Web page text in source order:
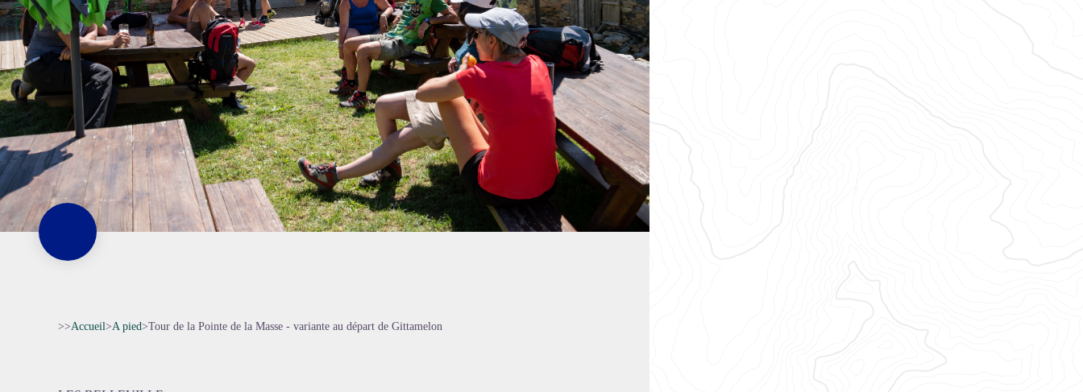
>>Accueil>A pied>Tour de la Pointe de la Masse - variante au départ de Gittamelon